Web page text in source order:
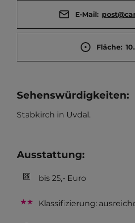
E-Mail:
Fläche:
Sehenswürdigkeiten:
Stabkirch in Uvdal.
Ausstattung:
bis 25,- Euro
Klassifizierung: